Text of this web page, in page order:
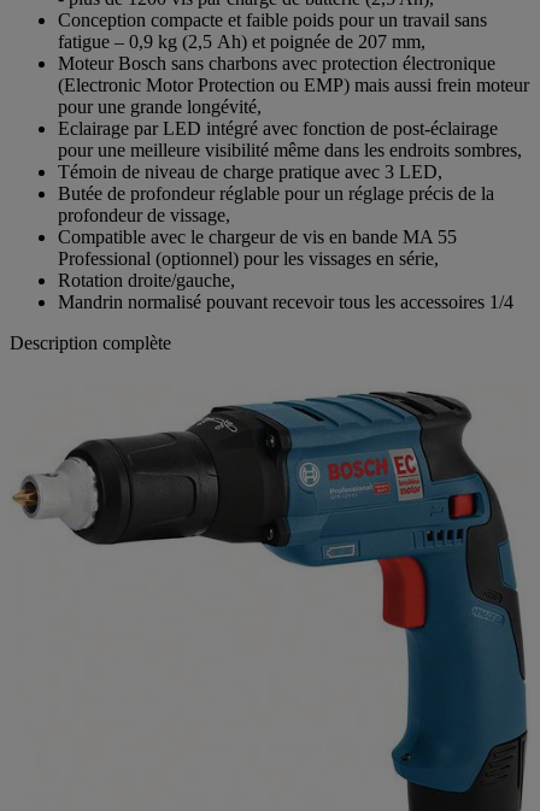
Conception compacte et faible poids pour un travail sans
fatigue – 0,9 kg (2,5 Ah) et poignée de 207 mm,
Moteur Bosch sans charbons avec protection électronique
(Electronic Motor Protection ou EMP) mais aussi frein moteur
pour une grande longévité,
Eclairage par LED intégré avec fonction de post-éclairage
pour une meilleure visibilité même dans les endroits sombres,
Témoin de niveau de charge pratique avec 3 LED,
Butée de profondeur réglable pour un réglage précis de la
profondeur de vissage,
Compatible avec le chargeur de vis en bande MA 55
Professional (optionnel) pour les vissages en série,
Rotation droite/gauche,
Mandrin normalisé pouvant recevoir tous les accessoires 1/4
Description complète